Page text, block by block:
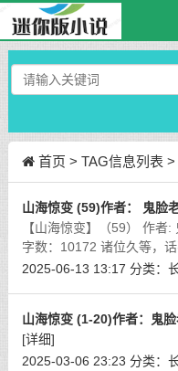
首页 > TAG信息列表
山海惊变 (59)作者： 鬼脸
【山海惊变】（59） 作者
字数：10172 诸位久等，话
2025-06-13 13:17 分类：
山海惊变 (1-20)作者：鬼
[详细]
2025-03-06 23:23 分类：